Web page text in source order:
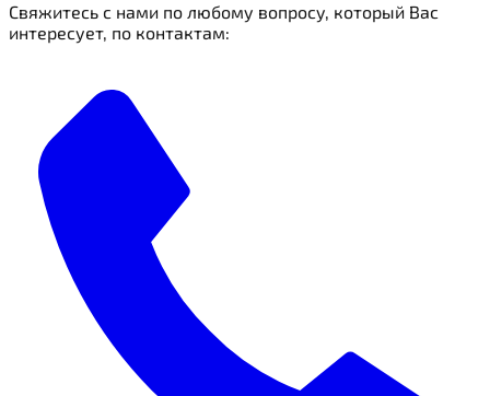
Свяжитесь с нами по любому вопросу, который Вас
интересует, по контактам: